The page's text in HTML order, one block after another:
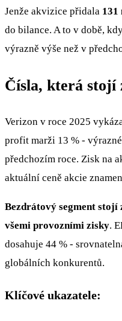
Jenže akvizice přidala
do bilance. A to v době,
výrazně výše než v
Čísla, která stojí
Verizon v roce 2025
profit marži 13 % -
předchozím roce. Zisk na
aktuální ceně akcie
Bezdrátový segment
všemi provozními zisky.
dosahuje 44 % -
globálních konkurentů.
Klíčové ukazatele: